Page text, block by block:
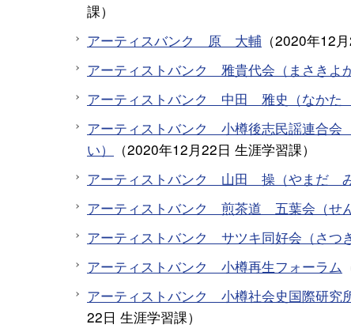
課）
アーティスバンク 原 大輔 （2020年12
アーティストバンク 雅貴代会（まさきよか
アーティストバンク 中田 雅史（なかた
アーティストバンク 小樽後志民謡連合
い）
（2020年12月22日 生涯学習課）
アーティストバンク 山田 操（やまだ み
アーティストバンク 煎茶道 五葉会（せ
アーティストバンク サツキ同好会（さつ
アーティストバンク 小樽再生フォーラム
アーティストバンク 小樽社会史国際研究
22日 生涯学習課）